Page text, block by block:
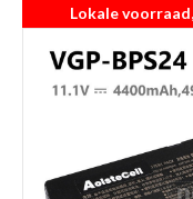
Lokale